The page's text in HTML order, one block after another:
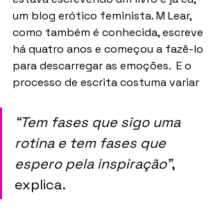
um blog erótico feminista. M Lear,
como também é conhecida, escreve
há quatro anos e começou a fazê-lo
para descarregar as emoções.  E o
processo de escrita costuma variar
“Tem fases que sigo uma
rotina e tem fases que
espero pela inspiração”,
explica.